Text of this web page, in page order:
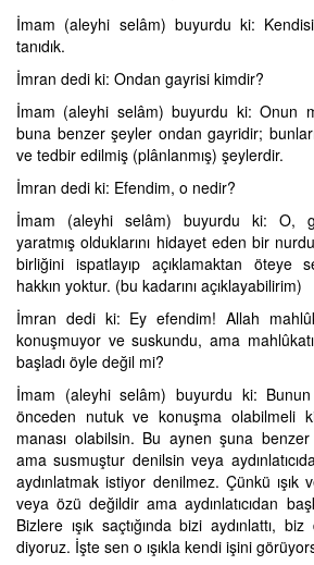
İmam (aleyhi selâm) buyurdu ki:
tanıdık.
İmran dedi ki: Ondan gayrisi kimdir?
İmam (aleyhi selâm) buyurdu ki: Onun
buna benzer şeyler ondan gayridir;
ve tedbir edilmiş (plânlanmış) şeylerdir.
İmran dedi ki: Efendim, o nedir?
İmam (aleyhi selâm) buyurdu ki: O,
yaratmış olduklarını hidayet eden bir
birliğini ispatlayıp açıklamaktan öteye
hakkın yoktur. (bu kadarını açıklayabilirim)
İmran dedi ki: Ey efendim! Allah
konuşmuyor ve suskundu, ama
başladı öyle değil mi?
İmam (aleyhi selâm) buyurdu ki:
önceden nutuk ve konuşma olabilmeli
manası olabilsin. Bu aynen şuna
ama susmuştur denilsin veya
aydınlatmak istiyor denilmez. Çünkü ışık
veya özü değildir ama aydınlatıcıdan
Bizlere ışık saçtığında bizi aydınlattı,
diyoruz. İşte sen o ışıkla kendi işini